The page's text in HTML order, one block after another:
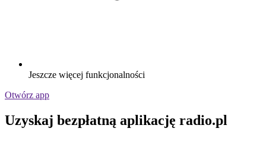
Jeszcze więcej funkcjonalności
Otwórz app
Uzyskaj bezpłatną aplikację radio.pl